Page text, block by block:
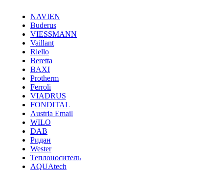
NAVIEN
Buderus
VIESSMANN
Vaillant
Riello
Beretta
BAXI
Protherm
Ferroli
VIADRUS
FONDITAL
Austria Email
WILO
DAB
Ридан
Wester
Теплоноситель
AQUAtech